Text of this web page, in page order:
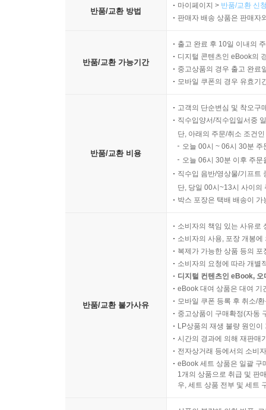
반품/교환 방법
마이페이지 > 반품/교환 신
판매자 배송 상품은 판매자
반품/교환 가능기간
출고 완료 후 10일 이내의
디지털 콘텐츠인 eBook의
중고상품의 경우 출고 완료
모바일 쿠폰의 경우 유효기
반품/교환 비용
고객의 단순변심 및 착오구
직수입양서/직수입일서중
단, 아래의 주문/취소 조건
오늘 00시 ~ 06시 30분
오늘 06시 30분 이후 주
직수입 음반/영상물/기프트
단, 당일 00시~13시 사이의
박스 포장은 택배 배송이
반품/교환 불가사유
소비자의 책임 있는 사유로
소비자의 사용, 포장 개봉
복제가 가능한 상품 등의
소비자의 요청에 따라 개별
디지털 컨텐츠인 eBook,
eBook 대여 상품은 대여 기
모바일 쿠폰 등록 후 취소/
중고상품이 구매확정(자동
LP상품의 재생 불량 원인
시간의 경과에 의해 재판매
전자상거래 등에서의 소비
eBook 세트 상품은 일괄 구
1개의 상품으로 취급 및 판
우, 세트 상품 전부 및 세트